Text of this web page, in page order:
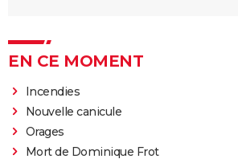
EN CE MOMENT
Incendies
Nouvelle canicule
Orages
Mort de Dominique Frot